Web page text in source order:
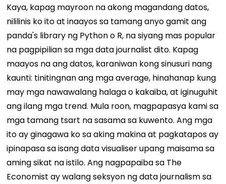
Kaya, kapag mayroon na akong magandang datos,
nililinis ko ito at inaayos sa tamang anyo gamit ang
panda's library ng Python o R, na siyang mas popular
na pagpipilian sa mga data journalist dito. Kapag
maayos na ang datos, karaniwan kong sinusuri nang
kaunti: tinitingnan ang mga average, hinahanap kung
may mga nawawalang halaga o kakaiba, at iginuguhit
ang ilang mga trend. Mula roon, magpapasya kami sa
mga tamang tsart na sasama sa kuwento. Ang mga
ito ay ginagawa ko sa aking makina at pagkatapos ay
ipinapasa sa isang data visualiser upang maisama sa
aming sikat na istilo. Ang nagpapaiba sa The
Economist ay walang seksyon ng data journalism sa